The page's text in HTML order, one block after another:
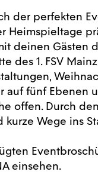
der perfekten
Heimspieltage
deinen Gästen
des 1. FSV
auf fünf Ebenen
offen. Durch
kurze Wege ins
einsehen.